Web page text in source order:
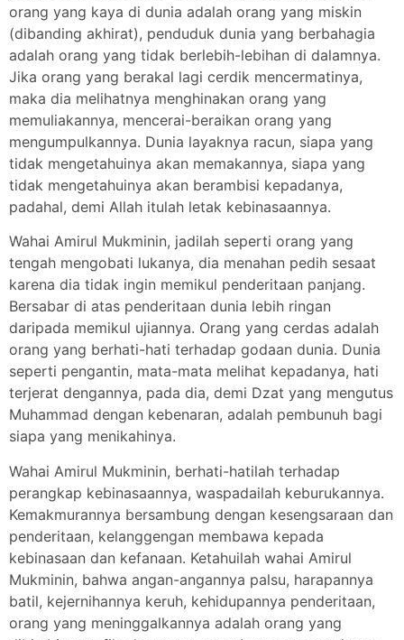
orang yang kaya di dunia adalah orang yang miskin
(dibanding akhirat), penduduk dunia yang berbahagia
adalah orang yang tidak berlebih-lebihan di dalamnya.
Jika orang yang berakal lagi cerdik mencermatinya,
maka dia melihatnya menghinakan orang yang
memuliakannya, mencerai-beraikan orang yang
mengumpulkannya. Dunia layaknya racun, siapa yang
tidak mengetahuinya akan memakannya, siapa yang
tidak mengetahuinya akan berambisi kepadanya,
padahal, demi Allah itulah letak kebinasaannya.
Wahai Amirul Mukminin, jadilah seperti orang yang
tengah mengobati lukanya, dia menahan pedih sesaat
karena dia tidak ingin memikul penderitaan panjang.
Bersabar di atas penderitaan dunia lebih ringan
daripada memikul ujiannya. Orang yang cerdas adalah
orang yang berhati-hati terhadap godaan dunia. Dunia
seperti pengantin, mata-mata melihat kepadanya, hati
terjerat dengannya, pada dia, demi Dzat yang mengutus
Muhammad dengan kebenaran, adalah pembunuh bagi
siapa yang menikahinya.
Wahai Amirul Mukminin, berhati-hatilah terhadap
perangkap kebinasaannya, waspadailah keburukannya.
Kemakmurannya bersambung dengan kesengsaraan dan
penderitaan, kelanggengan membawa kepada
kebinasaan dan kefanaan. Ketahuilah wahai Amirul
Mukminin, bahwa angan-angannya palsu, harapannya
batil, kejernihannya keruh, kehidupannya penderitaan,
orang yang meninggalkannya adalah orang yang